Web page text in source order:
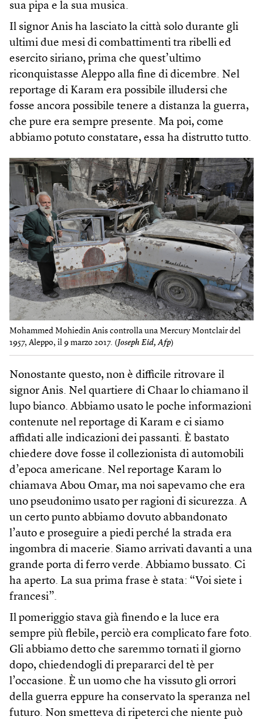
sua pipa e la sua musica.
Il signor Anis ha lasciato la città solo durante gli
ultimi due mesi di combattimenti tra ribelli ed
esercito siriano, prima che quest’ultimo
riconquistasse Aleppo alla fine di dicembre. Nel
reportage di Karam era possibile illudersi che
fosse ancora possibile tenere a distanza la guerra,
che pure era sempre presente. Ma poi, come
abbiamo potuto constatare, essa ha distrutto tutto.
Mohammed Mohiedin Anis controlla una Mercury Montclair del
1957, Aleppo, il 9 marzo 2017. (Joseph Eid, Afp)
Nonostante questo, non è difficile ritrovare il
signor Anis. Nel quartiere di Chaar lo chiamano il
lupo bianco. Abbiamo usato le poche informazioni
contenute nel reportage di Karam e ci siamo
affidati alle indicazioni dei passanti. È bastato
chiedere dove fosse il collezionista di automobili
d’epoca americane. Nel reportage Karam lo
chiamava Abou Omar, ma noi sapevamo che era
uno pseudonimo usato per ragioni di sicurezza. A
un certo punto abbiamo dovuto abbandonato
l’auto e proseguire a piedi perché la strada era
ingombra di macerie. Siamo arrivati davanti a una
grande porta di ferro verde. Abbiamo bussato. Ci
ha aperto. La sua prima frase è stata: “Voi siete i
francesi”.
Il pomeriggio stava già finendo e la luce era
sempre più flebile, perciò era complicato fare foto.
Gli abbiamo detto che saremmo tornati il giorno
dopo, chiedendogli di prepararci del tè per
l’occasione. È un uomo che ha vissuto gli orrori
della guerra eppure ha conservato la speranza nel
futuro. Non smetteva di ripeterci che niente può